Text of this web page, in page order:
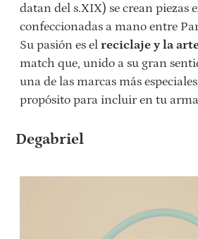
datan del s.XIX) se crean piezas
confeccionadas a mano entre
Su pasión es el reciclaje y la
match que, unido a su gran
una de las marcas más
propósito para incluir en tu
Degabriel